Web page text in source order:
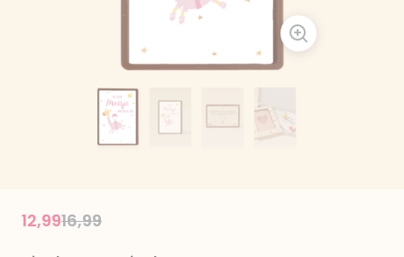
Price reduced from
16,99to
12,99